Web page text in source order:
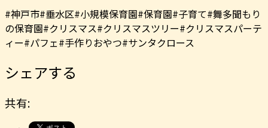
#神戸市#垂水区#小規模保育園#保育園#子育て#舞多聞もり
の保育園#クリスマス#クリスマスツリー#クリスマスパーテ
ィー#パフェ#手作りおやつ#サンタクロース
シェアする
共有: